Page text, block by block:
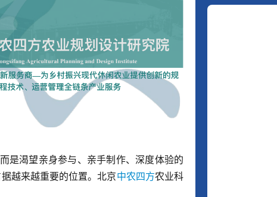
是渴望亲身参与、亲手制作、深度体验的
越来越重要的位置。北京中农四方农业科